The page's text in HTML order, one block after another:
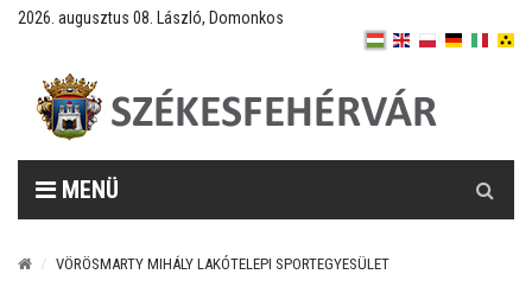
2026. augusztus 08. László, Domonkos
MENÜ
VÖRÖSMARTY MIHÁLY LAKÓTELEPI SPORTEGYESÜLET